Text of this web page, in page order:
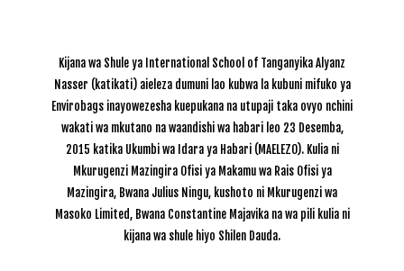
Kijana wa Shule ya International School of Tanganyika Alyanz
Nasser (katikati) aieleza dumuni lao kubwa la kubuni mifuko ya
Envirobags inayowezesha kuepukana na utupaji taka ovyo nchini
wakati wa mkutano na waandishi wa habari leo 23 Desemba,
2015 katika Ukumbi wa Idara ya Habari (MAELEZO). Kulia ni
Mkurugenzi Mazingira Ofisi ya Makamu wa Rais Ofisi ya
Mazingira, Bwana Julius Ningu, kushoto ni Mkurugenzi wa
Masoko Limited, Bwana Constantine Majavika na wa pili kulia ni
kijana wa shule hiyo Shilen Dauda.